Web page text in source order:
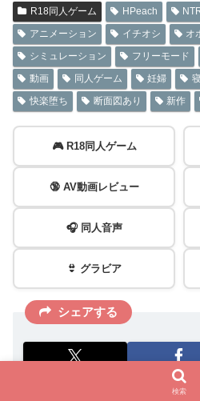
R18同人ゲーム HPeach
アニメーション
イチオシ オ
シミュレーション
フリーモード
動画
同人ゲーム 妊婦
快楽堕ち
断面図あり 新作
🎮 R18同人ゲーム
🔞 AV動画レビュー
🎧 同人音声
👙 グラビア
シェアする
検索